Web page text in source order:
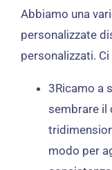
Abbiamo una
personalizzate
personalizzati.
3Ricamo a
sembrare il
modo per